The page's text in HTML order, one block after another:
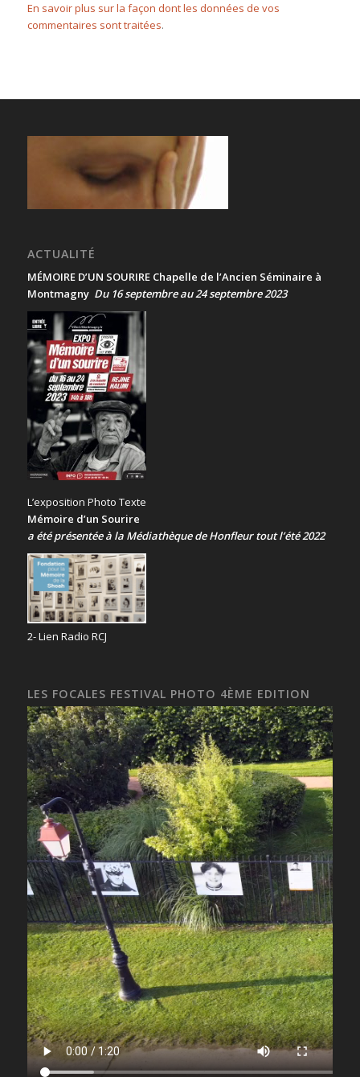
En savoir plus sur la façon dont les données de vos
commentaires sont traitées.
ACTUALITÉ
MÉMOIRE D’UN SOURIRE Chapelle de l’Ancien Séminaire à
Montmagny Du 16 septembre au 24 septembre 2023
L’exposition Photo Texte
Mémoire d’un Sourire
a été présentéeà la Médiathèque de Honfleur tout l’été 2022
2- Lien Radio RCJ
LES FOCALES FESTIVAL PHOTO 4ÈME EDITION